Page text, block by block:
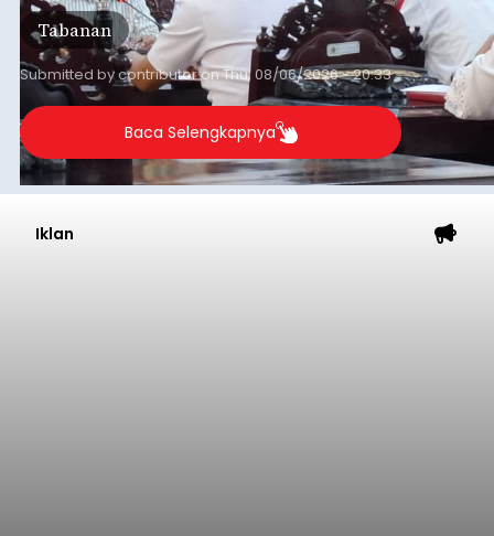
Tabanan
Submitted bycontributoronThu, 08/06/2026 - 20:33
Baca Selengkapnya
Iklan